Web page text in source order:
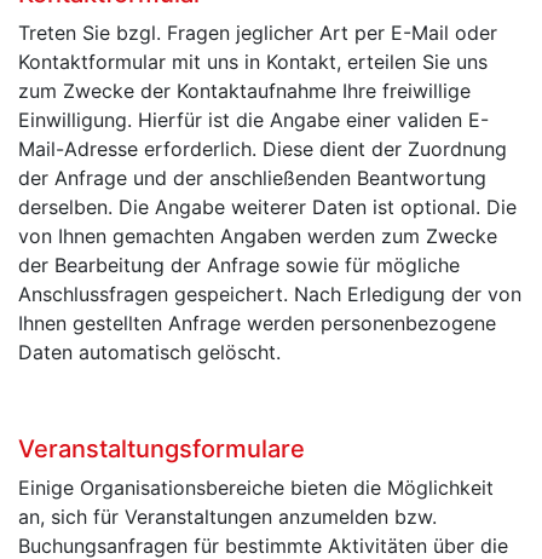
Treten Sie bzgl. Fragen jeglicher Art per E-Mail oder
Kontaktformular mit uns in Kontakt, erteilen Sie uns
zum Zwecke der Kontaktaufnahme Ihre freiwillige
Einwilligung. Hierfür ist die Angabe einer validen E-
Mail-Adresse erforderlich. Diese dient der Zuordnung
der Anfrage und der anschließenden Beantwortung
derselben. Die Angabe weiterer Daten ist optional. Die
von Ihnen gemachten Angaben werden zum Zwecke
der Bearbeitung der Anfrage sowie für mögliche
Anschlussfragen gespeichert. Nach Erledigung der von
Ihnen gestellten Anfrage werden personenbezogene
Daten automatisch gelöscht.
Veranstaltungsformulare
Einige Organisationsbereiche bieten die Möglichkeit
an, sich für Veranstaltungen anzumelden bzw.
Buchungsanfragen für bestimmte Aktivitäten über die